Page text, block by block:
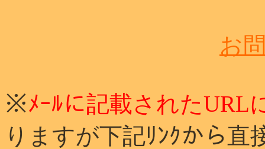
お
※ﾒｰﾙに記載されたURL
りますが下記ﾘﾝｸから直